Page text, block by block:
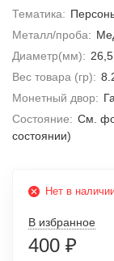
Тематика:
Металл/проба:
Диаметр(мм): 26,5
Вес товара (гр):
Монетный двор:
Состояние: Cм.
состоянии)
Нет в
В избранное
400 ₽